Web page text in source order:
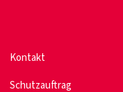
Kontakt
Schutzauftrag